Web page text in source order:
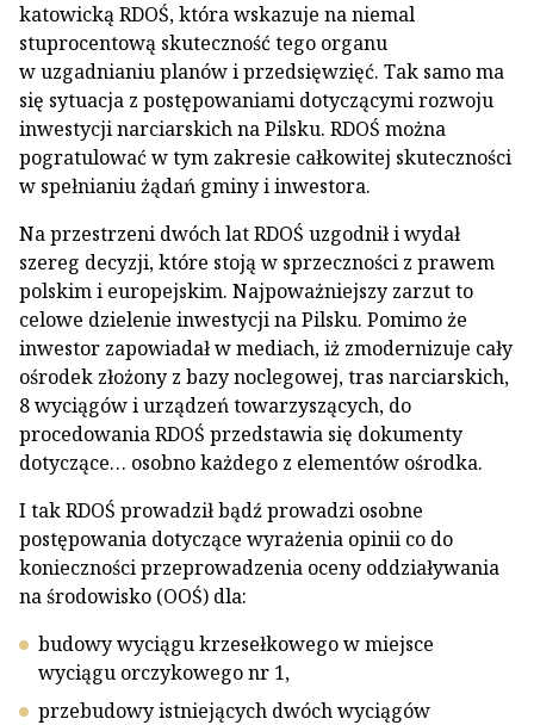
katowicką RDOŚ, która wskazuje na niemal
stuprocentową skuteczność tego organu
w uzgadnianiu planów i przedsięwzięć. Tak samo ma
się sytuacja z postępowaniami dotyczącymi rozwoju
inwestycji narciarskich na Pilsku. RDOŚ można
pogratulować w tym zakresie całkowitej skuteczności
w spełnianiu żądań gminy i inwestora.
Na przestrzeni dwóch lat RDOŚ uzgodnił i wydał
szereg decyzji, które stoją w sprzeczności z prawem
polskim i europejskim. Najpoważniejszy zarzut to
celowe dzielenie inwestycji na Pilsku. Pomimo że
inwestor zapowiadał w mediach, iż zmodernizuje cały
ośrodek złożony z bazy noclegowej, tras narciarskich,
8 wyciągów i urządzeń towarzyszących, do
procedowania RDOŚ przedstawia się dokumenty
dotyczące… osobno każdego z elementów ośrodka.
I tak RDOŚ prowadził bądź prowadzi osobne
postępowania dotyczące wyrażenia opinii co do
konieczności przeprowadzenia oceny oddziaływania
na środowisko (OOŚ) dla:
budowy wyciągu krzesełkowego w miejsce
wyciągu orczykowego nr 1,
przebudowy istniejących dwóch wyciągów